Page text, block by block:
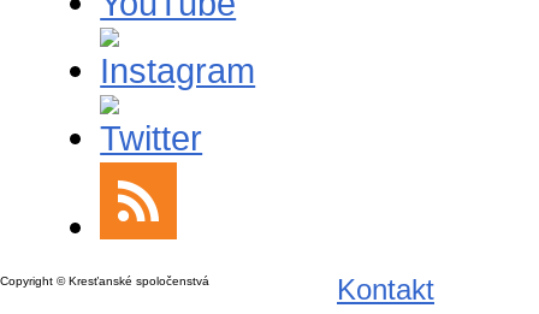
Copyright © Kresťanské spoločenstvá Kontakt